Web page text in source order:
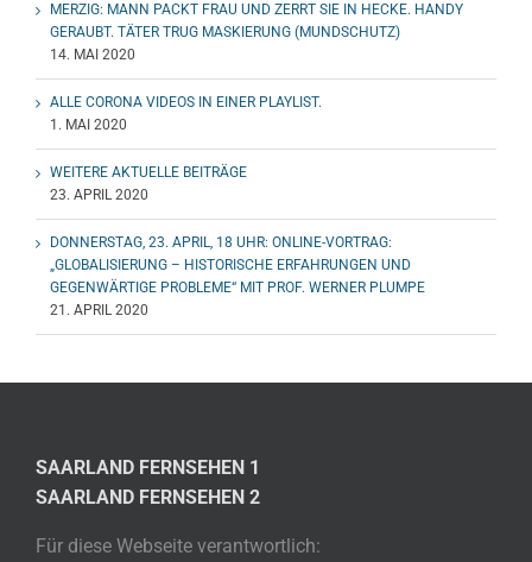
MERZIG: MANN PACKT FRAU UND ZERRT SIE IN HECKE. HANDY
GERAUBT. TÄTER TRUG MASKIERUNG (MUNDSCHUTZ)
14. MAI 2020
ALLE CORONA VIDEOS IN EINER PLAYLIST.
1. MAI 2020
WEITERE AKTUELLE BEITRÄGE
23. APRIL 2020
DONNERSTAG, 23. APRIL, 18 UHR: ONLINE-VORTRAG:
„GLOBALISIERUNG – HISTORISCHE ERFAHRUNGEN UND
GEGENWÄRTIGE PROBLEME“ MIT PROF. WERNER PLUMPE
21. APRIL 2020
SAARLAND FERNSEHEN 1
SAARLAND FERNSEHEN 2
Für diese Webseite verantwortlich: